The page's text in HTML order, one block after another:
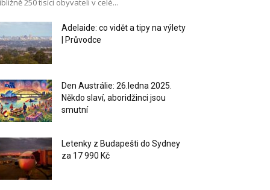
250 tisíci obyvateli v celé...
Adelaide: co vidět a tipy na výlety
| Průvodce
Den Austrálie: 26.ledna 2025.
Někdo slaví, aboridžinci jsou
smutní
Letenky z Budapešti do Sydney
za 17 990 Kč